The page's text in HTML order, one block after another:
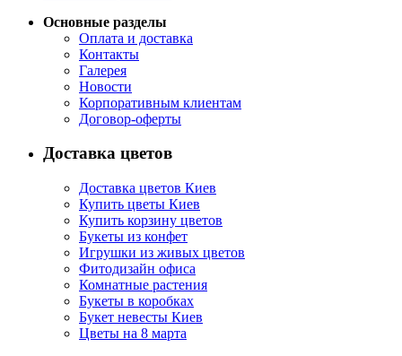
Основные разделы
Оплата и доставка
Контакты
Галерея
Новости
Корпоративным клиентам
Договор-оферты
Доставка цветов
Доставка цветов Киев
Купить цветы Киев
Купить корзину цветов
Букеты из конфет
Игрушки из живых цветов
Фитодизайн офиса
Комнатные растения
Букеты в коробках
Букет невесты Киев
Цветы на 8 марта